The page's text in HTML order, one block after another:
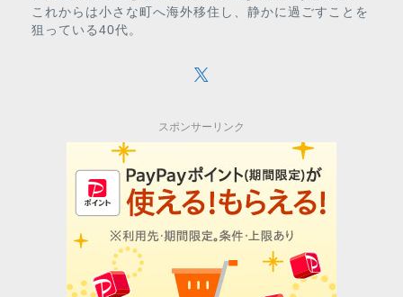
これからは小さな町へ海外移住し、静かに過ごすことを
狙っている40代。
スポンサーリンク